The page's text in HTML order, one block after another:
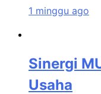
1 minggu ago
Sinergi
Usaha